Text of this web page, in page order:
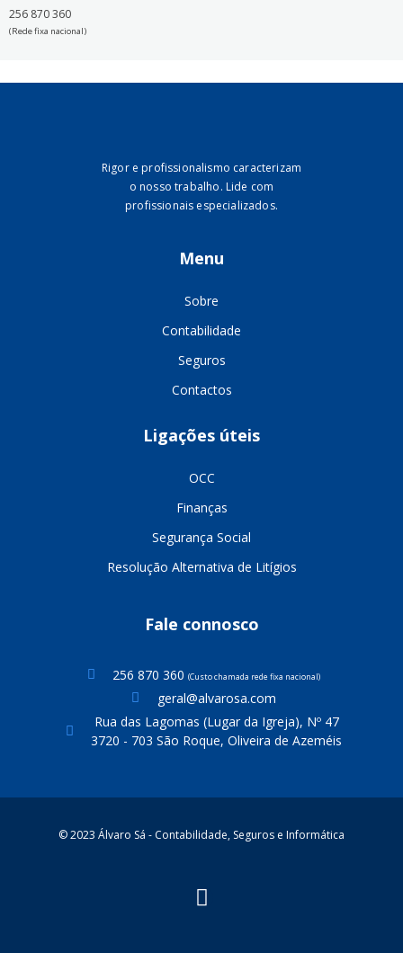
256 870 360
(Rede fixa nacional)
Rigor e profissionalismo caracterizam
o nosso trabalho. Lide com
profissionais especializados.
Menu
Sobre
Contabilidade
Seguros
Contactos
Ligações úteis
OCC
Finanças
Segurança Social
Resolução Alternativa de Litígios
Fale connosco
256 870 360(Custo chamada rede fixa nacional)
geral@alvarosa.com
Rua das Lagomas (Lugar da Igreja), Nº 47
3720 - 703 São Roque, Oliveira de Azeméis
© 2023 Álvaro Sá - Contabilidade, Seguros e Informática